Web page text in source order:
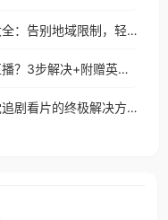
海外看腾讯视频免费的电视剧大全：告别地域限制，轻松追剧的实用指南
瑞士怎么用腾讯视频看欧洲杯直播？3步解决+附赠英国多米音乐爱奇艺省钱攻略
腾讯视频海外无法播放？海外党追剧看片的终极解决方案来了